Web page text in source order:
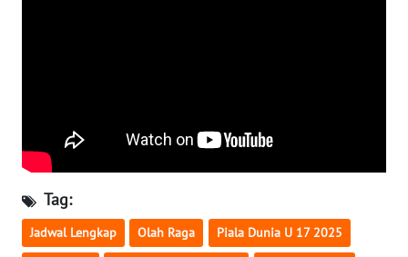
Tag:
Jadwal Lengkap Olah Raga Piala Dunia U 17 2025
SULTRA
WN
NTB